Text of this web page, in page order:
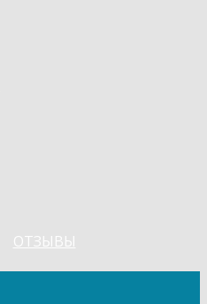
ОТЗЫВЫ